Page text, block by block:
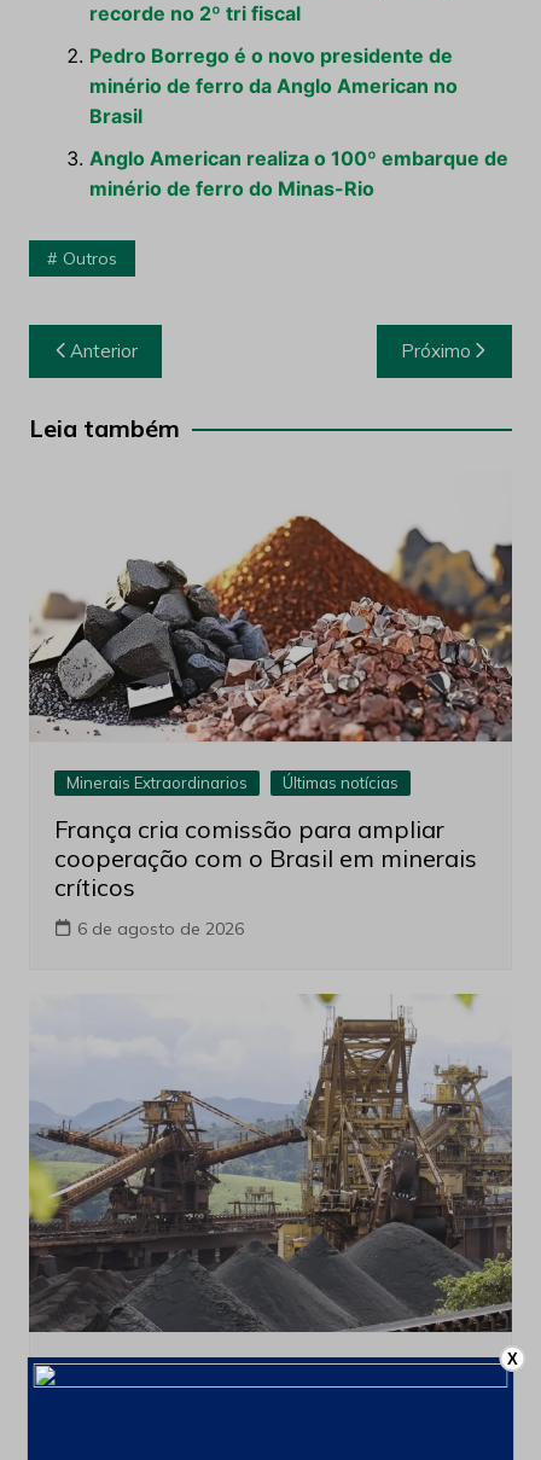
recorde no 2º tri fiscal
Pedro Borrego é o novo presidente de
minério de ferro da Anglo American no
Brasil
Anglo American realiza o 100º embarque de
minério de ferro do Minas-Rio
Outros
Navegação
de
Post
Anterior Próximo
Leia também
Minerais Extraordinarios Últimas notícias
França cria comissão para ampliar
cooperação com o Brasil em minerais
críticos
6 de agosto de 2026
X